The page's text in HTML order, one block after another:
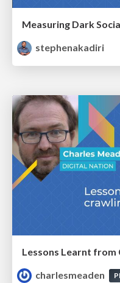
stephenakadiri
Lessons Learnt from
charlesmeaden